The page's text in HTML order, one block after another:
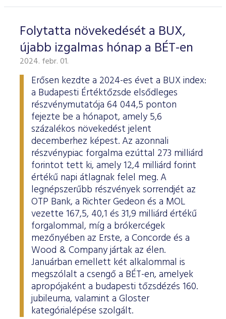
Folytatta növekedését a BUX,
újabb izgalmas hónap a BÉT-en
2024. febr. 01.
Erősen kezdte a 2024-es évet a BUX index:
a Budapesti Értéktőzsde elsődleges
részvénymutatója 64 044,5 ponton
fejezte be a hónapot, amely 5,6
százalékos növekedést jelent
decemberhez képest. Az azonnali
részvénypiac forgalma ezúttal 273 milliárd
forintot tett ki, amely 12,4 milliárd forint
értékű napi átlagnak felel meg. A
legnépszerűbb részvények sorrendjét az
OTP Bank, a Richter Gedeon és a MOL
vezette 167,5, 40,1 és 31,9 milliárd értékű
forgalommal, míg a brókercégek
mezőnyében az Erste, a Concorde és a
Wood & Company jártak az élen.
Januárban emellett két alkalommal is
megszólalt a csengő a BÉT-en, amelyek
apropójaként a budapesti tőzsdézés 160.
jubileuma, valamint a Gloster
kategórialépése szolgált.